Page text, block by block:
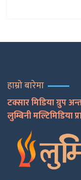
हाम्रो बारेमा
टक्सार मिडिया ग्रुप
लुम्बिनी मल्टिमिडिया